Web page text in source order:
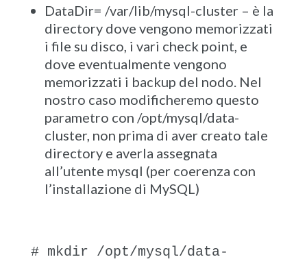
DataDir= /var/lib/mysql-cluster – è la
directory dove vengono memorizzati
i file su disco, i vari check point, e
dove eventualmente vengono
memorizzati i backup del nodo. Nel
nostro caso modificheremo questo
parametro con /opt/mysql/data-
cluster, non prima di aver creato tale
directory e averla assegnata
all’utente mysql (per coerenza con
l’installazione di MySQL)
# mkdir /opt/mysql/data-